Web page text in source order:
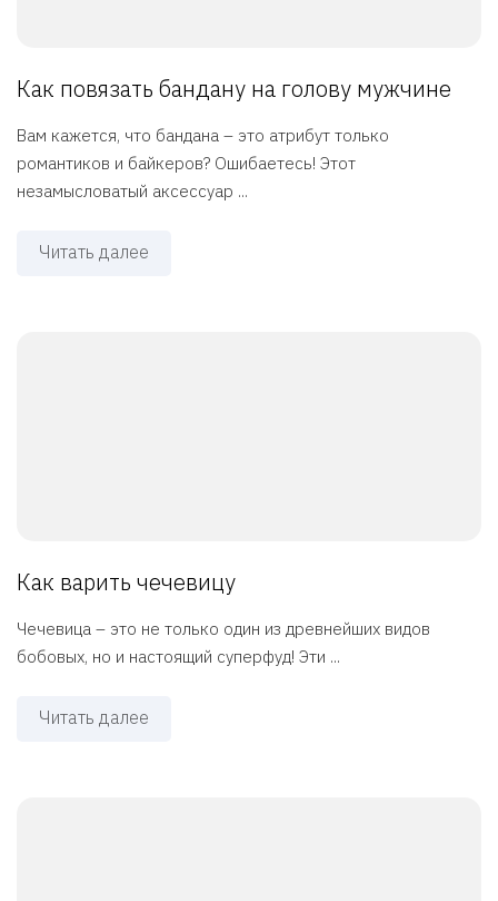
Как повязать бандану на голову мужчине
Вам кажется, что бандана – это атрибут только
романтиков и байкеров? Ошибаетесь! Этот
незамысловатый аксессуар ...
Читать далее
Как варить чечевицу
Чечевица – это не только один из древнейших видов
бобовых, но и настоящий суперфуд! Эти ...
Читать далее